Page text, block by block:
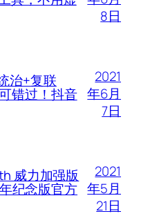
8日
治+复联
错过！抖音
2021
年6月
7日
威力加强版
纪念版官方
2021
年5月
21日